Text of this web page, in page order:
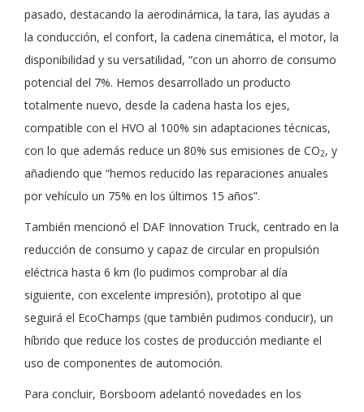
pasado, destacando la aerodinámica, la tara, las ayudas a
la conducción, el confort, la cadena cinemática, el motor, la
disponibilidad y su versatilidad, “con un ahorro de consumo
potencial del 7%. Hemos desarrollado un producto
totalmente nuevo, desde la cadena hasta los ejes,
compatible con el HVO al 100% sin adaptaciones técnicas,
con lo que además reduce un 80% sus emisiones de CO2, y
añadiendo que “hemos reducido las reparaciones anuales
por vehículo un 75% en los últimos 15 años”.
También mencionó el DAF Innovation Truck, centrado en la
reducción de consumo y capaz de circular en propulsión
eléctrica hasta 6 km (lo pudimos comprobar al día
siguiente, con excelente impresión), prototipo al que
seguirá el EcoChamps (que también pudimos conducir), un
híbrido que reduce los costes de producción mediante el
uso de componentes de automoción.
Para concluir, Borsboom adelantó novedades en los